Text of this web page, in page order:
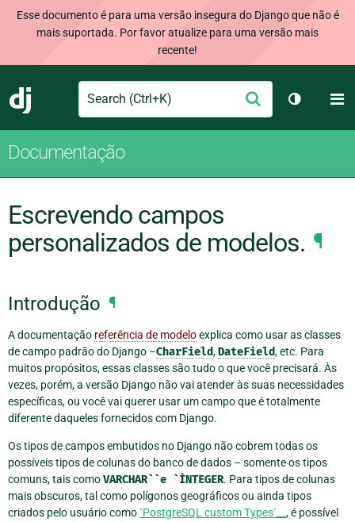
Esse documento é para uma versão insegura do Django que não é
mais suportada. Por favor atualize para uma versão mais
recente!
Django
Search Enviar
Alternar
Documentação
Escrevendo campos
personalizados de modelos. ¶
Introdução ¶
A documentação referência de modeloexplica como usar as classes
de campo padrão do Django –CharField,DateField, etc. Para
muitos propósitos, essas classes são tudo o que você precisará. Às
vezes, porém, a versão Django não vai atender às suas necessidades
específicas, ou você vai querer usar um campo que é totalmente
diferente daqueles fornecidos com Django.
Os tipos de campos embutidos no Django não cobrem todas os
possíveis tipos de colunas do banco de dados – somente os tipos
comuns, tais comoVARCHAR``e `ÌNTEGER. Para tipos de colunas
mais obscuros, tal como polígonos geográficos ou ainda tipos
criados pelo usuário como`PostgreSQL custom Types`__ , é possível